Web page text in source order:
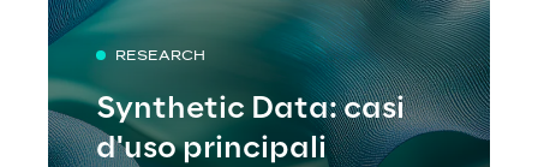
RESEARCH
Synthetic Data: casi
d'uso principali